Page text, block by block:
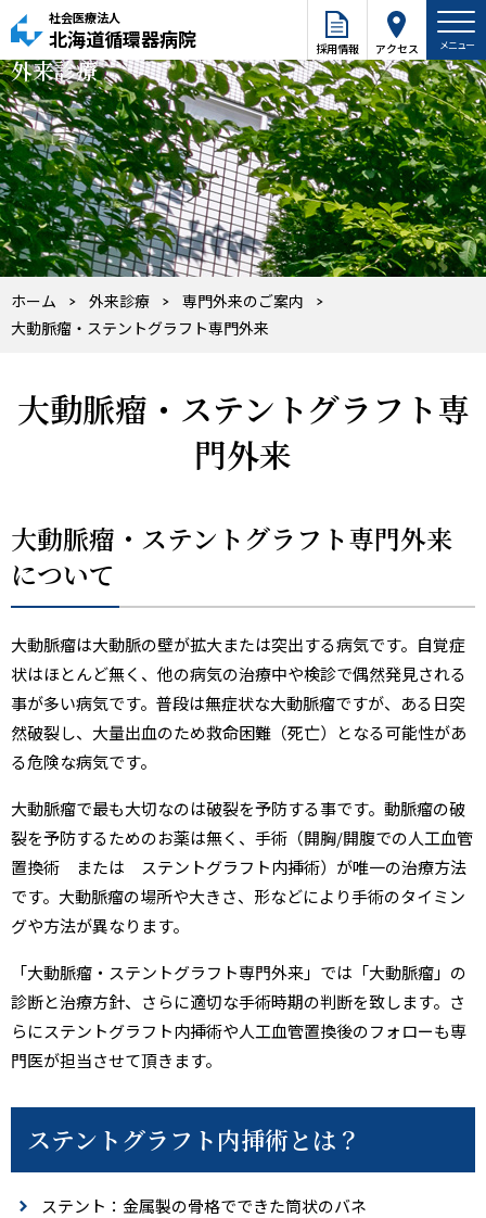
社会医療法人
北海道循環器病院 採用情報 アクセス
外来診療
ホーム 外来診療
専門外来のご案内
大動脈瘤・ステントグラフト専門外来
大動脈瘤・ステントグラフト専
門外来
大動脈瘤・ステントグラフト専門外来
について
大動脈瘤は大動脈の壁が拡大または突出する病気です。自覚症
状はほとんど無く、他の病気の治療中や検診で偶然発見される
事が多い病気です。普段は無症状な大動脈瘤ですが、ある日突
然破裂し、大量出血のため救命困難（死亡）となる可能性があ
る危険な病気です。
大動脈瘤で最も大切なのは破裂を予防する事です。動脈瘤の破
裂を予防するためのお薬は無く、手術（開胸/開腹での人工血管
置換術 または ステントグラフト内挿術）が唯一の治療方法
です。大動脈瘤の場所や大きさ、形などにより手術のタイミン
グや方法が異なります。
「大動脈瘤・ステントグラフト専門外来」では「大動脈瘤」の
診断と治療方針、さらに適切な手術時期の判断を致します。さ
らにステントグラフト内挿術や人工血管置換後のフォローも専
門医が担当させて頂きます。
ステントグラフト内挿術とは？
ステント：金属製の骨格でできた筒状のバネ